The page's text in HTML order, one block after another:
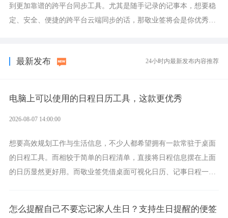
到更加靠谱的跨平台同步工具。尤其是随手记录的记事本，想要稳
定、安全、便捷的跨平台云端同步的话，那敬业签将会是你优秀的
最新发布 24小时内最新发布内容推荐
电脑上可以使用的日程日历工具，这款更优秀
2026-08-07 14:00:00
想要高效规划工作与生活信息，不少人都希望拥有一款常驻于桌面
的日程工具。而相较于简单的日程清单，直接将日程信息摆在上面
的日历显然更好用。而敬业签凭借桌面可视化日历、记事日程一体
怎么提醒自己不要忘记家人生日？支持生日提醒的便签